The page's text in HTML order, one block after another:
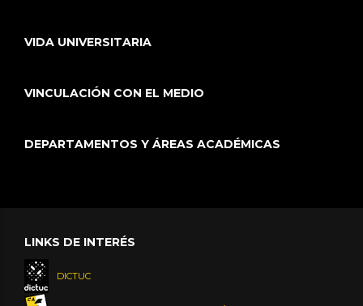
VIDA UNIVERSITARIA
VINCULACIÓN CON EL MEDIO
DEPARTAMENTOS Y ÁREAS ACADÉMICAS
LINKS DE INTERÉS
DICTUC